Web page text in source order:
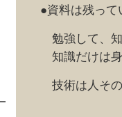
●資料は残って
勉強して、知
知識だけは身
技術は人その